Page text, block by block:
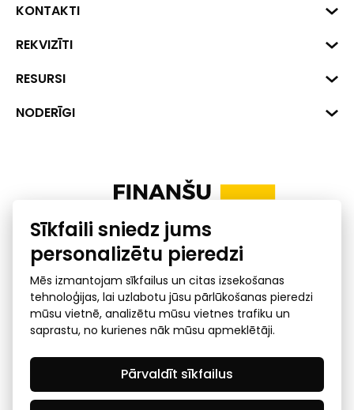
KONTAKTI
Biznesa centrs "VERDE" Roberta
1045
+371 287 18175
REKVIZĪTI
Reģ. Nr. 40008002175
Banka: SEB Banka
RESURSI
Dati
Uzņēmumu kredītspējas kalkulators
NODERĪGI
Ombuds
Privātuma politika
GDPR subjekta piekļuves
pieprasījums
© 2026 Latvijas Finanšu nozares asociācija - visas tiesības
Sīkfaili sniedz jums
personalizētu pieredzi
Mēs izmantojam sīkfailus un citas izsekošanas
tehnoloģijas, lai uzlabotu jūsu pārlūkošanas pieredzi
mūsu vietnē, analizētu mūsu vietnes trafiku un
saprastu, no kurienes nāk mūsu apmeklētāji.
Pārvaldīt sīkfailus